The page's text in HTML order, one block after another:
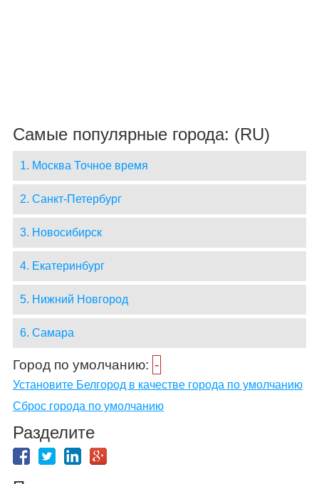
Самые популярные города: (RU)
1. Москва Точное время
2. Санкт-Петербург
3. Новосибирск
4. Екатеринбург
5. Нижний Новгород
6. Самара
Город по умолчанию: -
Установите Белгород в качестве города по умолчанию
Сброс города по умолчанию
Разделите